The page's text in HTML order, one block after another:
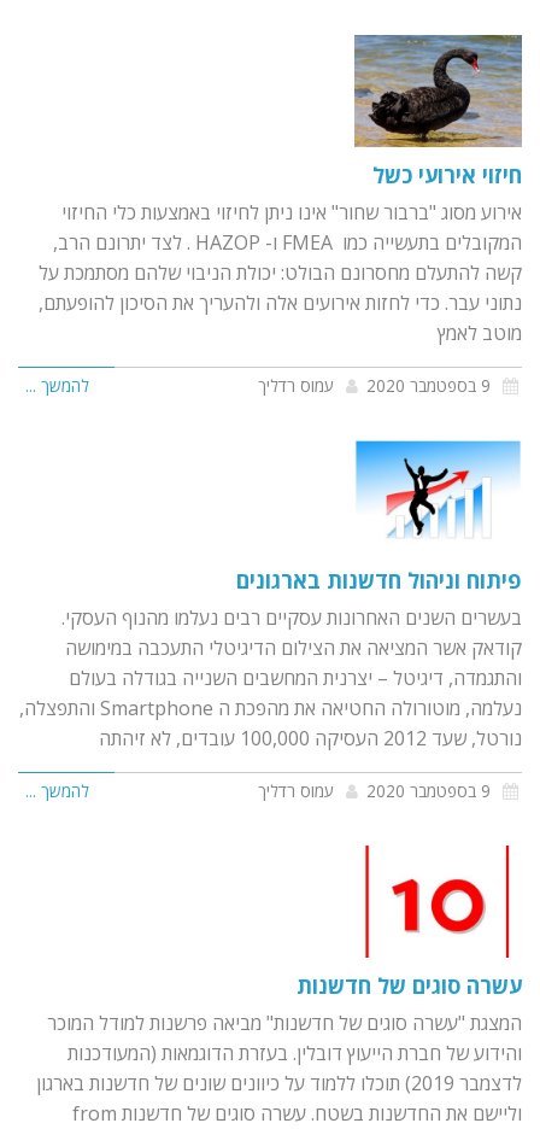
חיזוי אירועי כשל
אירוע מסוג "ברבור שחור" אינו ניתן לחיזוי באמצעות כלי החיזוי
המקובלים בתעשייה כמו FMEA ו- HAZOP . לצד יתרונם הרב,
קשה להתעלם מחסרונם הבולט: יכולת הניבוי שלהם מסתמכת על
נתוני עבר. כדי לחזות אירועים אלה ולהעריך את הסיכון להופעתם,
מוטב לאמץ
עמוס רדליך להמשך ...
פיתוח וניהול חדשנות בארגונים
בעשרים השנים האחרונות עסקיים רבים נעלמו מהנוף העסקי.
קודאק אשר המציאה את הצילום הדיגיטלי התעכבה במימושה
והתגמדה, דיגיטל – יצרנית המחשבים השנייה בגודלה בעולם
נעלמה, מוטורולה החטיאה את מהפכת ה Smartphone והתפצלה,
נורטל, שעד 2012 העסיקה 100,000 עובדים, לא זיהתה
עמוס רדליך להמשך ...
עשרה סוגים של חדשנות
המצגת "עשרה סוגים של חדשנות" מביאה פרשנות למודל המוכר
והידוע של חברת הייעוץ דובלין. בעזרת הדוגמאות (המעודכנות
לדצמבר 2019) תוכלו ללמוד על כיוונים שונים של חדשנות בארגון
וליישם את החדשנות בשטח. עשרה סוגים של חדשנות from